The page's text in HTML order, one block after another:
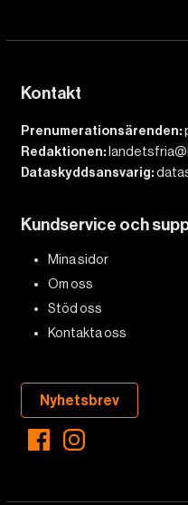
Kontakt
Prenumerationsärenden:
Redaktionen:
Dataskyddsansvarig:
Kundservice och
Mina sidor
Om oss
Stöd oss
Kontakta oss
Nyhetsbrev